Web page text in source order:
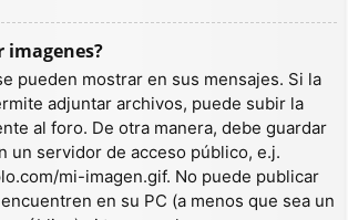
imagenes?
pueden mostrar en sus mensajes. Si la
adjuntar archivos, puede subir la
al foro. De otra manera, debe guardar
un servidor de acceso público, e.j.
mi-imagen.gif. No puede publicar
en su PC (a menos que sea un